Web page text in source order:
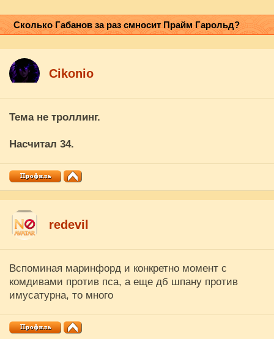
Сколько Габанов за раз смносит Прайм Гарольд?
Cikоnio
Тема не троллинг.
Насчитал 34.
redevil
Вспоминая маринфорд и конкретно момент с
комдивами против пса, а еще дб шпану против
имусатурна, то много